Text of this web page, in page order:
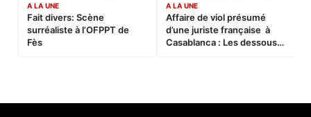
A LA UNE
Fait divers: Scène
surréaliste à l’OFPPT de
Fès
A LA UNE
Affaire de viol présumé
d’une juriste française à
Casablanca : Les dessous